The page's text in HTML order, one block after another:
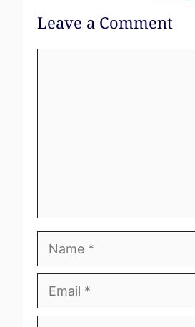
Leave a Comment
Name
Email